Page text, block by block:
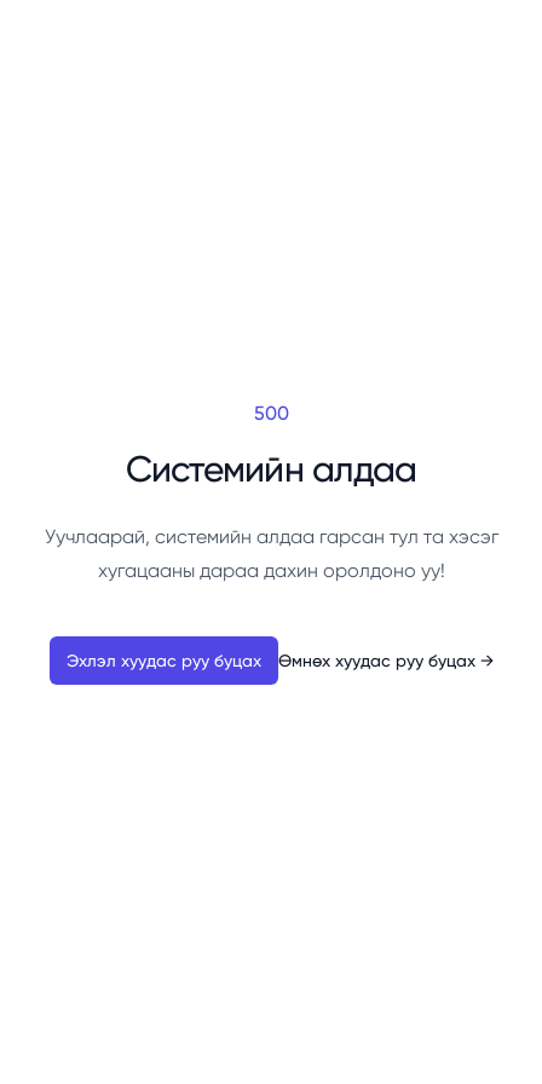
500
Системийн алдаа
Уучлаарай, системийн алдаа гарсан тул та хэсэг
хугацааны дараа дахин оролдоно уу!
Эхлэл хуудас руу буцах Өмнөх хуудас руу буцах →